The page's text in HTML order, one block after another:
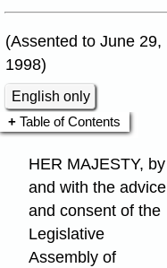
(Assented to June 29,
1998)
English only
Table of Contents
HER MAJESTY, by
and with the advice
and consent of the
Legislative
Assembly of